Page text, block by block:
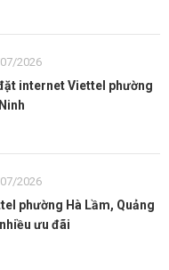
2026
internet Viettel phường
2026
phường Hà Lầm, Quảng
ưu đãi